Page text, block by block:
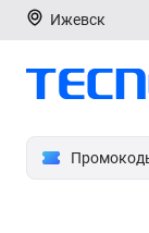
Ижевск